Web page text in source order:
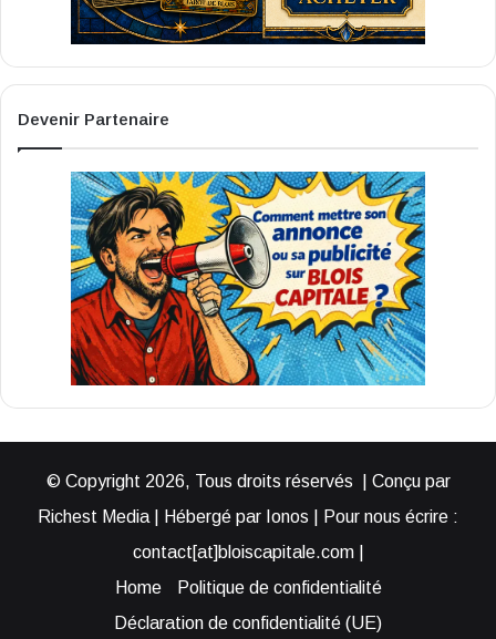
Devenir Partenaire
© Copyright 2026, Tous droits réservés | Conçu par
Richest Media | Hébergé par Ionos | Pour nous écrire :
contact[at]bloiscapitale.com |
Home
Politique de confidentialité
Déclaration de confidentialité (UE)